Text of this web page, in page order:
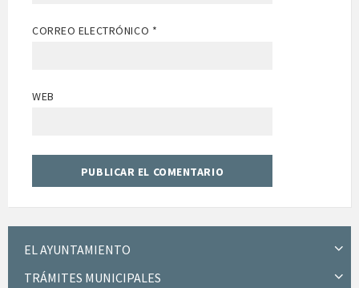
CORREO ELECTRÓNICO *
WEB
EL AYUNTAMIENTO
TRÁMITES MUNICIPALES